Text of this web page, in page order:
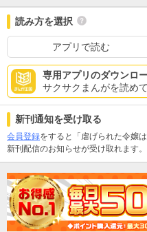
読み方を選択
アプリで読む
専用アプリのダウンロ
サクサクまんがを読め
新刊通知を受け取る
会員登録をすると「虐げられた令嬢
新刊配信のお知らせが受け取れます。